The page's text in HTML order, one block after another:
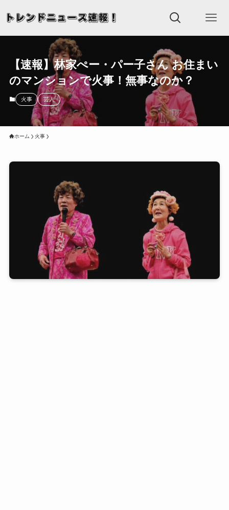
【速報】林家ぺー・パー子さん お住まい
のマンションで火事！無事なのか？
火事 芸人
ホーム 火事